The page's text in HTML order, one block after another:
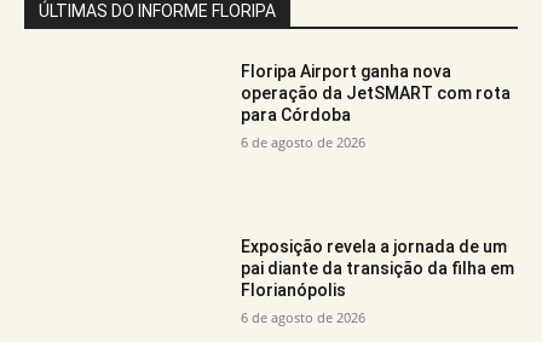
ÚLTIMAS DO INFORME FLORIPA
Floripa Airport ganha nova
operação da JetSMART com rota
para Córdoba
6 de agosto de 2026
Exposição revela a jornada de um
pai diante da transição da filha em
Florianópolis
6 de agosto de 2026